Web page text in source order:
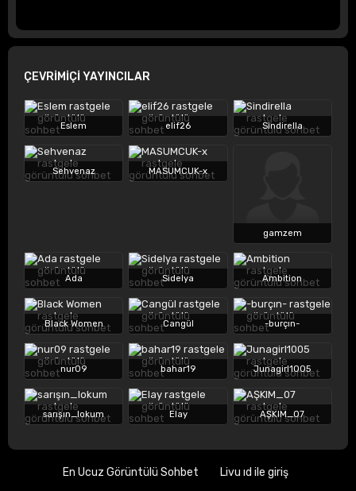
ÇEVRİMİÇİ YAYINCILAR
Eslem elif26 Sindirella
Sehvenaz MASUMCUK-x
gamzem
Ada Sidelya Ambition
Black Women Cangül -burçın-
nur09 bahar19 Junagirl1005
sarışın_lokum Elay AŞKIM_07
En Ucuz Görüntülü Sohbet Livu ıd ile giriş